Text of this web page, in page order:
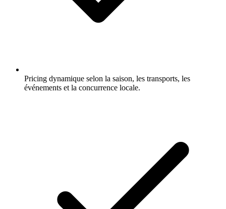
Pricing dynamique selon la saison, les transports, les
événements et la concurrence locale.